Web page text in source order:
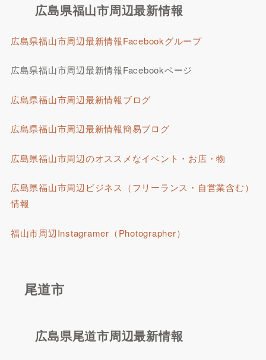
広島県福山市周辺最新情報
広島県福山市周辺最新情報Facebookグループ
広島県福山市周辺最新情報Facebookページ
広島県福山市周辺最新情報ブログ
広島県福山市周辺最新情報簡易ブログ
広島県福山市周辺のオススメなイベント・お店・物
広島県福山市周辺ビジネス（フリーランス・自営業含む）
情報
福山市周辺Instagramer（Photographer）
尾道市
広島県尾道市周辺最新情報